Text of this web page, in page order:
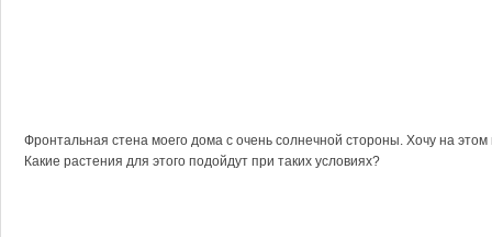
Фронтальная стена моего дома с очень солнечной стороны. Хочу на этом
Какие растения для этого подойдут при таких условиях?